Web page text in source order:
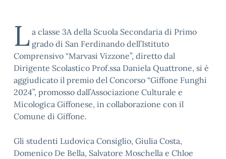
L a classe 3A della Scuola Secondaria di Primo
grado di San Ferdinando dell’Istituto
Comprensivo “Marvasi Vizzone”, diretto dal
Dirigente Scolastico Prof.ssa Daniela Quattrone, si è
aggiudicato il premio del Concorso “Giffone Funghi
2024”, promosso dall’Associazione Culturale e
Micologica Giffonese, in collaborazione con il
Comune di Giffone.
Gli studenti Ludovica Consiglio, Giulia Costa,
Domenico De Bella, Salvatore Moschella e Chloe